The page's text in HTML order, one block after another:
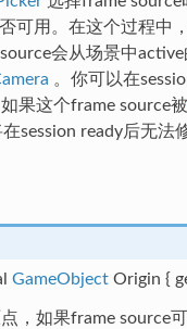
可用。在这个过程中
会从场景中
。你可以在
果这个frame source被
session ready后无法
GameObjectOrigin {
，如果frame source